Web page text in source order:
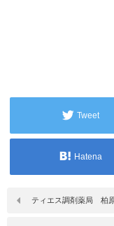
Tweet
Hatena
ティエス調剤薬局 柏